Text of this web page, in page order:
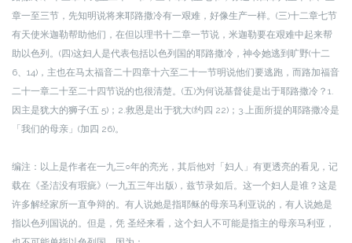
章一至三节，先知明说将来耶路撒冷有一艰难，好像生产一样。 (三)十二章七节
有天使米迦勒帮助他们，在但以理书十二章一节说，米迦勒要在艰难中起来帮
助以色列。 (四)这妇人是代表包括以色列国的耶路撒冷，神令她逃到旷野(十二
6、14)，主也在马太福音二十四章十六至二十一节明说他们要逃跑，而路加福音
二十一章二十至二十四节说的也很清楚。 (五)为何说基督徒是出于耶路撒冷？1.
因主是犹大的狮子(五 5)；2.救恩是出于犹大(约四 22)；3.上面所提的耶路撒冷是
「我们的母亲」(加四 26)。
编注：以上是作者在一九三○年的亮光，其后他对「妇人」有更透亮的看见，记
载在《圣洁没有瑕疵》(一九五三年出版)，兹节录如后。 这一个妇人是谁？这是
许多解经家所一直争辩的。有人说她是指耶稣的母亲马利亚说的，有人说她是
指以色列国说的。但是，凭 圣经来看，这个妇人不可能是指主的母亲马利亚，